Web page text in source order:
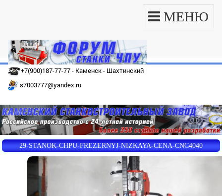
МЕНЮ
+7(900)187-77-77 - Каменск - Шахтинский
s7003777@yandex.ru
29-STANOK-CHPU-FREZERNYJ-NIZKAYA-CENA-CNC4040